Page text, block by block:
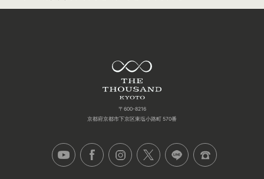
〒600-8216
京都府京都市下京区東塩小路町 570番